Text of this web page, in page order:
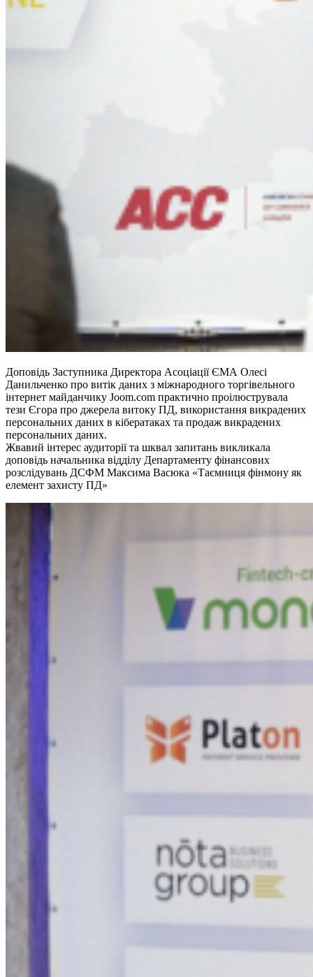
Доповідь Заступника Директора Асоціації ЄМА Олесі
Данильченко про витік даних з міжнародного торгівельного
інтернет майданчику Joom.com практично проілюструвала
тези Єгора про джерела витоку ПД, використання викрадених
персональних даних в кібератаках та продаж викрадених
персональних даних.
Жвавий інтерес аудиторії та шквал запитань викликала
доповідь начальника відділу Департаменту фінансових
розслідувань ДСФМ Максима Васюка «Таємниця фінмону як
елемент захисту ПД»